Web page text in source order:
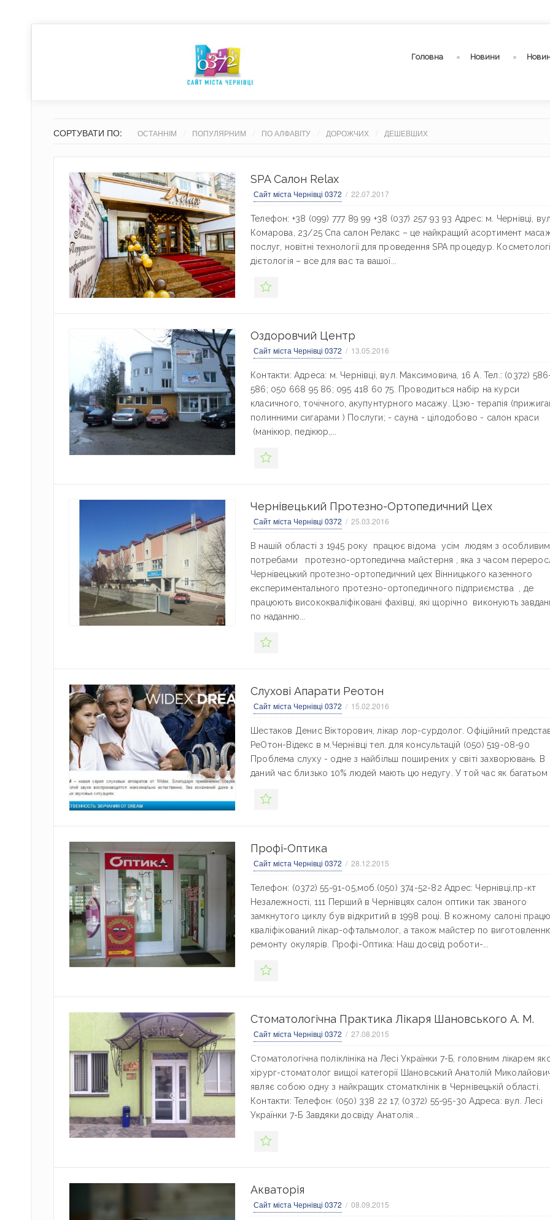
Головна Новини
СОРТУВАТИ ПО: ОСТАННІМ ПОПУЛЯРНИМ ПО АЛФАВІТУ ДОРОЖЧИХ ДЕШЕВШИХ
SPA Салон Relax
Сайт міста Чернівці 0372 22.07.2017
Телефон: +38 (099) 777 89 99 +38 (037) 257 93 93 Адрес: м. Чернівці, вул.
Комарова, 23/25 Спа салон Релакс – це найкращий асортимент
послуг, новітні технології для проведення SPA процедур.
дієтологія – все для вас та вашої...
Оздоровчий Центр
Сайт міста Чернівці 0372 13.05.2016
Контакти: Адреса: м. Чернівці, вул. Максимовича, 16 А. Тел.: (0372)
586; 050 668 95 86; 095 418 60 75. Проводиться набір на курси
класичного, точічного, акупунтурного масажу. Цзю- терапія
полинними сигарами ) Послуги; - сауна - цілодобово - салон краси
(манікюр, педікюр,...
Чернівецький Протезно-Ортопедичний Цех
Сайт міста Чернівці 0372 25.03.2016
В нашій області з 1945 року працює відома усім людям з
потребами протезно-ортопедична майстерня , яка з часом
Чернівецький протезно-ортопедичний цех Вінницького казенного
експериментального протезно-ортопедичного підприємства , де
працюють висококваліфіковані фахівці, які щорічно виконують
по наданню...
Слухові Апарати Реотон
Сайт міста Чернівці 0372 15.02.2016
Шестаков Денис Вікторович, лікар лор-сурдолог. Офіційний
РеОтон-Відекс в м.Чернівці тел. для консультацій (050) 519-08-90
Проблема слуху - одне з найбільш поширених у світі захворювань. В
даний час близько 10% людей мають цю недугу. У той час як багатьом
Профі-Оптика
Сайт міста Чернівці 0372 28.12.2015
Телефон: (0372) 55-91-05,моб.(050) 374-52-82 Адрес: Чернівці,пр-кт
Незалежності, 111 Перший в Чернівцях салон оптики так званого
замкнутого циклу був відкритий в 1998 році. В кожному салоні
кваліфікований лікар-офтальмолог, а також майстер по
ремонту окулярів. Профі-Оптика: Наш досвід роботи-...
Стоматологічна Практика Лікаря Шановського А. М.
Сайт міста Чернівці 0372 27.08.2015
Стоматологічна поліклініка на Лесі Українки 7-Б, головним лікарем
хірург-стоматолог вищої категорії Шановський Анатолій
являє собою одну з найкращих стоматклінік в Чернівецькій області.
Контакти: Телефон: (050) 338 22 17, (0372) 55-95-30 Адреса: вул. Лесі
Українки 7-Б Завдяки досвіду Анатолія...
Акваторія
Сайт міста Чернівці 0372 08.09.2015